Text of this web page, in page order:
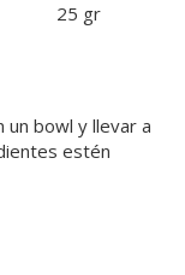
gr
bowl y llevar a
estén